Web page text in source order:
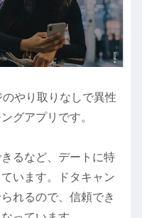
やり取りなしで異性
グアプリです。
るなど、デートに特
います。ドタキャン
れるので、信頼でき